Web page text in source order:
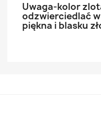
Uwaga-kolor
odzwierciedlać
piękna i blasku